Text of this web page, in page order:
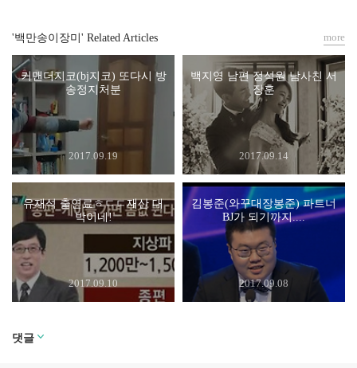
'백만송이장미' Related Articles
커맨더지코(bj지코) 또다시 방
송정지처분
2017.09.19
백지영 남편 정석원 남사친 서
장훈
2017.09.14
유재석 출연료ㅎㄷㄷ재산 대
박이네!
2017.09.10
김봉준(와꾸대장봉준) 파트너
BJ가 되기까지....
2017.09.08
more
댓글